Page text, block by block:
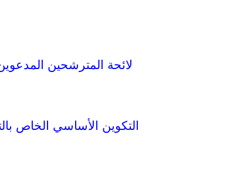
لائحة المترشحين المدعوين
التكوين الأساسي الخاص